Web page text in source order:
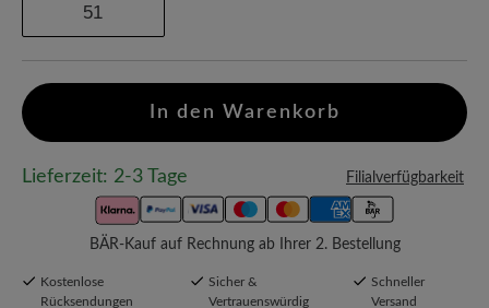
51
In den Warenkorb
Lieferzeit: 2-3 Tage Filialverfügbarkeit
BÄR-Kauf auf Rechnung ab Ihrer 2. Bestellung
Kostenlose
Rücksendungen
Sicher &
Vertrauenswürdig
Schneller
Versand